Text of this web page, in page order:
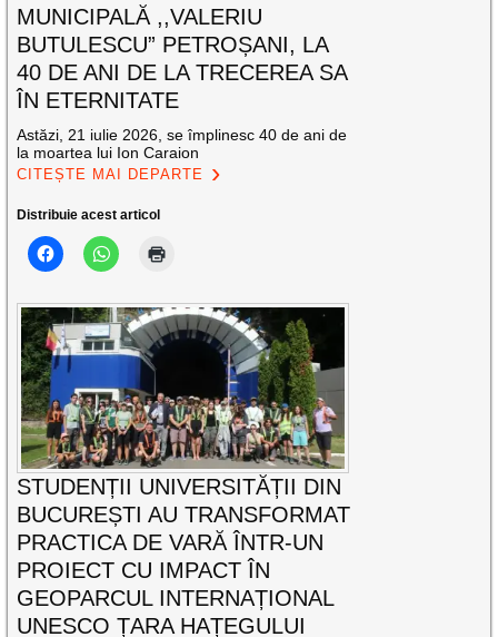
MUNICIPALĂ ,,VALERIU
BUTULESCU” PETROȘANI, LA
40 DE ANI DE LA TRECEREA SA
ÎN ETERNITATE
Astăzi, 21 iulie 2026, se împlinesc 40 de ani de
la moartea lui Ion Caraion
CITEȘTE MAI DEPARTE
Distribuie acest articol
STUDENȚII UNIVERSITĂȚII DIN
BUCUREȘTI AU TRANSFORMAT
PRACTICA DE VARĂ ÎNTR-UN
PROIECT CU IMPACT ÎN
GEOPARCUL INTERNAȚIONAL
UNESCO ȚARA HAȚEGULUI